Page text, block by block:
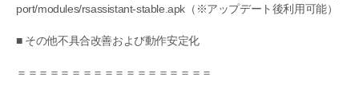
port/modules/rsassistant-stable.apk（※アップデート後利用可能）
■ その他不具合改善および動作安定化
＝＝＝＝＝＝＝＝＝＝＝＝＝＝＝＝＝＝